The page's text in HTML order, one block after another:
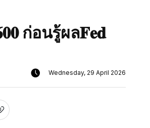
ก่อนรู้ผล𝐅𝐞𝐝
Wednesday, 29 April 2026